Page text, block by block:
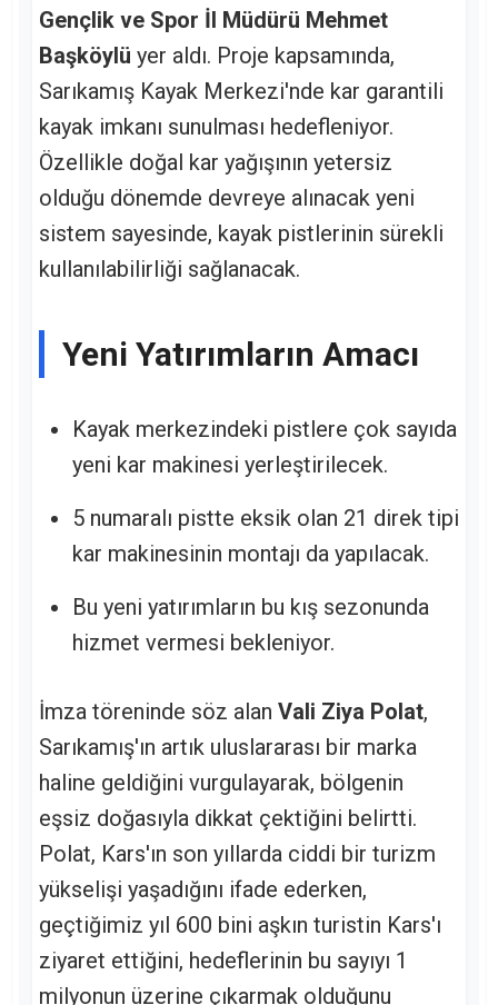
Gençlik ve Spor İl Müdürü Mehmet
Başköylü yer aldı. Proje kapsamında,
Sarıkamış Kayak Merkezi'nde kar garantili
kayak imkanı sunulması hedefleniyor.
Özellikle doğal kar yağışının yetersiz
olduğu dönemde devreye alınacak yeni
sistem sayesinde, kayak pistlerinin sürekli
kullanılabilirliği sağlanacak.
Yeni Yatırımların Amacı
Kayak merkezindeki pistlere çok sayıda
yeni kar makinesi yerleştirilecek.
5 numaralı pistte eksik olan 21 direk tipi
kar makinesinin montajı da yapılacak.
Bu yeni yatırımların bu kış sezonunda
hizmet vermesi bekleniyor.
İmza töreninde söz alan Vali Ziya Polat,
Sarıkamış'ın artık uluslararası bir marka
haline geldiğini vurgulayarak, bölgenin
eşsiz doğasıyla dikkat çektiğini belirtti.
Polat, Kars'ın son yıllarda ciddi bir turizm
yükselişi yaşadığını ifade ederken,
geçtiğimiz yıl 600 bini aşkın turistin Kars'ı
ziyaret ettiğini, hedeflerinin bu sayıyı 1
milyonun üzerine çıkarmak olduğunu